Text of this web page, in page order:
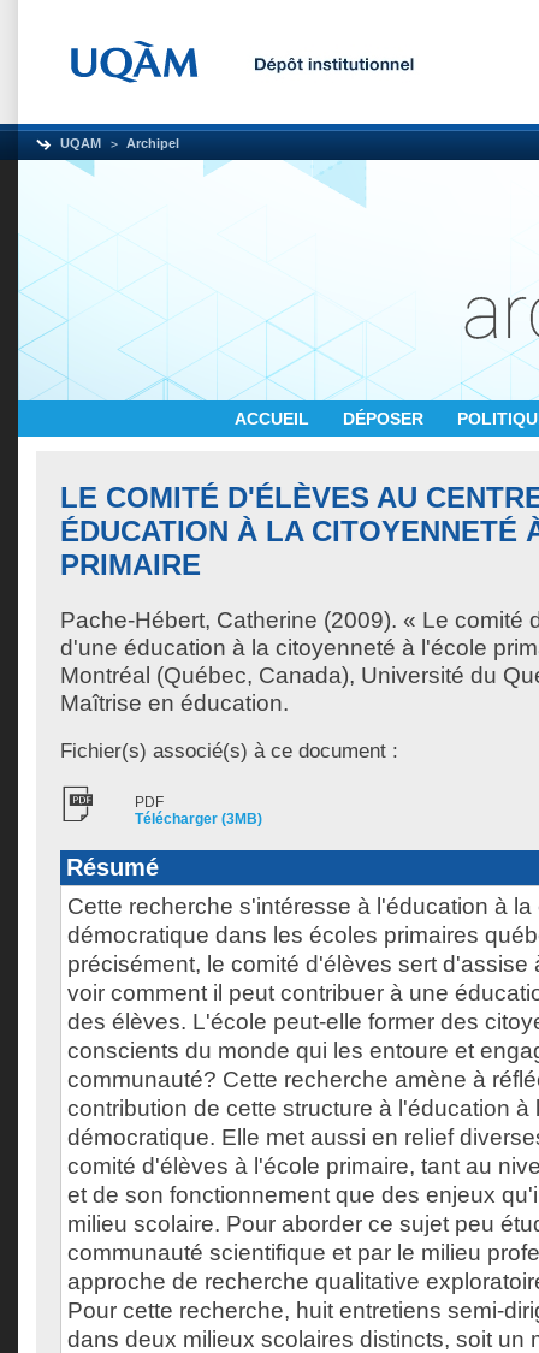
UQAM Archipel
ACCUEIL DÉPOSER
LE COMITÉ D'ÉLÈVES AU
ÉDUCATION À LA CITOYENNETÉ
PRIMAIRE
Pache-Hébert, Catherine (2009). « Le comité
d'une éducation à la citoyenneté à l'école
Montréal (Québec, Canada), Université du
Maîtrise en éducation.
Fichier(s) associé(s) à ce document :
PDF
Télécharger (3MB)
Résumé
Cette recherche s'intéresse à l'éducation à
démocratique dans les écoles primaires
précisément, le comité d'élèves sert d'assise
voir comment il peut contribuer à une
des élèves. L'école peut-elle former des
conscients du monde qui les entoure et
communauté? Cette recherche amène à
contribution de cette structure à l'éducation à
démocratique. Elle met aussi en relief
comité d'élèves à l'école primaire, tant au
et de son fonctionnement que des enjeux
milieu scolaire. Pour aborder ce sujet peu
communauté scientifique et par le milieu
approche de recherche qualitative
Pour cette recherche, huit entretiens semi-
dans deux milieux scolaires distincts, soit un